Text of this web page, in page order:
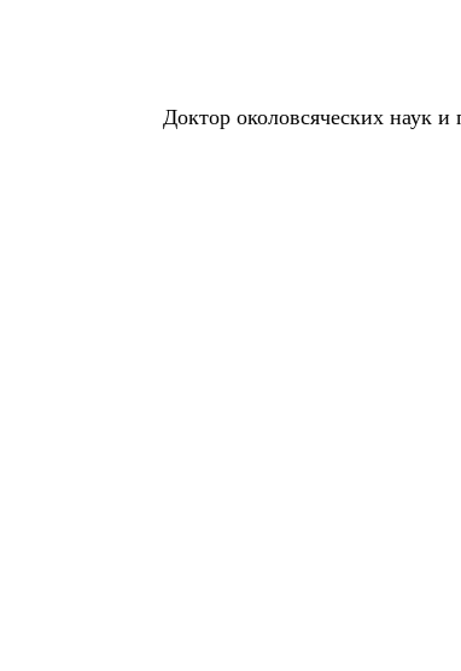
Доктор околовсяческих наук